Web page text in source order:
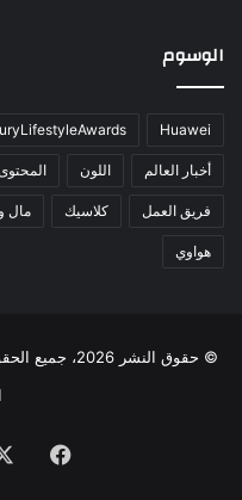
الوسوم
Huawei
أخبار العالم اللون
فريق العمل كلاسيك مال
هواوي
© حقوق النشر 2026، جميع الحقوق محفوظة |